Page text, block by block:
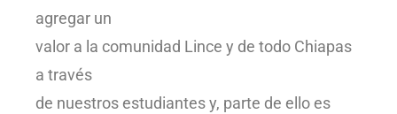
agregar un
valor a la comunidad Lince y de todo Chiapas
a través
de nuestros estudiantes y, parte de ello es